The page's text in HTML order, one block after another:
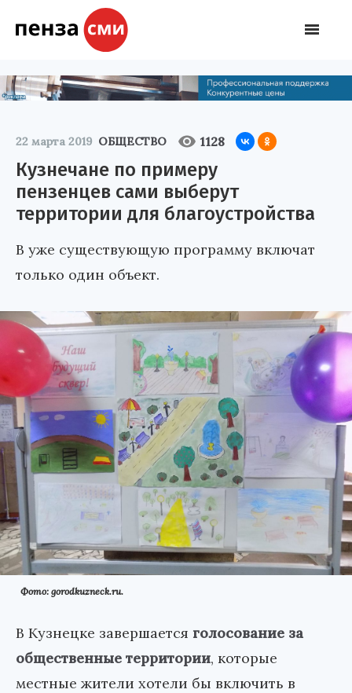
22 марта 2019 ОБЩЕСТВО 1128
Кузнечане по примеру
пензенцев сами выберут
территории для благоустройства
В уже существующую программу включат
только один объект.
Фото: gorodkuzneck.ru.
В Кузнецке завершается голосование за
общественные территории, которые
местные жители хотели бы включить в